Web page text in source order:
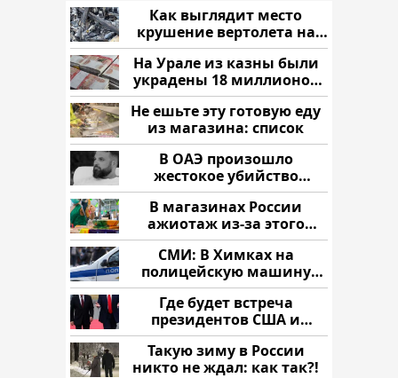
Как выглядит место
крушение вертолета на
Кавказе: смотреть
На Урале из казны были
украдены 18 миллионов
рублей
Не ешьте эту готовую еду
из магазина: список
В ОАЭ произошло
жестокое убийство
криптомиллионера
В магазинах России
ажиотаж из-за этого
продукта: что купить?
СМИ: В Химках на
полицейскую машину
напали и подожгли.
Где будет встреча
президентов США и
России: Европа?
Такую зиму в России
никто не ждал: как так?!